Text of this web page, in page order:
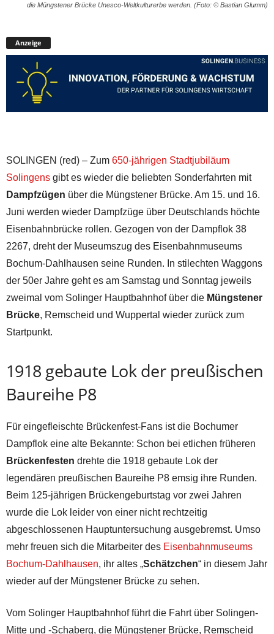
die Müngstener Brücke Unesco-Weltkulturerbe werden. (Foto: © Bastian Glumm)
Anzeige
SOLINGEN (red) – Zum 650-jährigen Stadtjubiläum
Solingens gibt es wieder die beliebten Sonderfahrten mit
Dampfzügen über die Müngstener Brücke. Am 15. und 16.
Juni werden wieder Dampfzüge über Deutschlands höchte
Eisenbahnbrücke rollen. Gezogen von der Dampflok 38
2267, dreht der Museumszug des Eisenbahnmuseums
Bochum-Dahlhausen seine Runden. In stilechten Waggons
der 50er Jahre geht es am Samstag und Sonntag jeweils
zweimal vom Solinger Hauptbahnhof über die Müngstener
Brücke, Remscheid und Wuppertal wieder zurück zum
Startpunkt.
1918 gebaute Lok der preußischen
Baureihe P8
Für eingefleischte Brückenfest-Fans ist die Bochumer
Dampflok eine alte Bekannte: Schon bei etlichen früheren
Brückenfesten drehte die 1918 gebaute Lok der
legendären preußischen Baureihe P8 emsig ihre Runden.
Beim 125-jährigen Brückengeburtstag vor zwei Jahren
wurde die Lok leider von einer nicht rechtzeitig
abgeschlossenen Hauptuntersuchung ausgebremst. Umso
mehr freuen sich die Mitarbeiter des Eisenbahnmuseums
Bochum-Dahlhausen, ihr altes „Schätzchen“ in diesem Jahr
wieder auf der Müngstener Brücke zu sehen.
Vom Solinger Hauptbahnhof führt die Fahrt über Solingen-
Mitte und -Schaberg, die Müngstener Brücke, Remscheid